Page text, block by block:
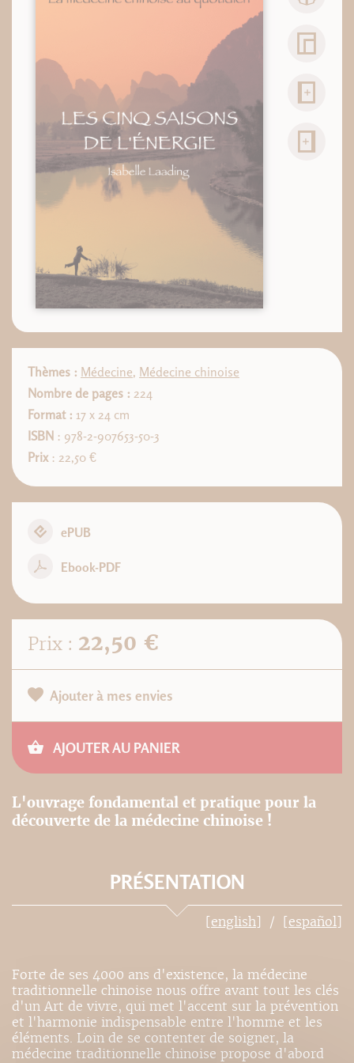
Thèmes : Médecine, Médecine chinoise
Nombre de pages : 224
Format : 17 x 24 cm
ISBN : 978-2-907653-50-3
Prix: 22,50 €
ePUB
Ebook-PDF
Prix : 22,50 €
Ajouter à mes envies
AJOUTER AU PANIER
L'ouvrage fondamental et pratique pour la
découverte de la médecine chinoise !
PRÉSENTATION
[english] [español]
Forte de ses 4000 ans d'existence, la médecine
traditionnelle chinoise nous offre avant tout les clés
d'un Art de vivre, qui met l'accent sur la prévention
et l'harmonie indispensable entre l'homme et les
éléments. Loin de se contenter de soigner, la
médecine traditionnelle chinoise propose d'abord